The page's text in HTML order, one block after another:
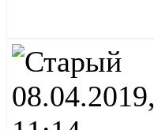
08.04.2019,